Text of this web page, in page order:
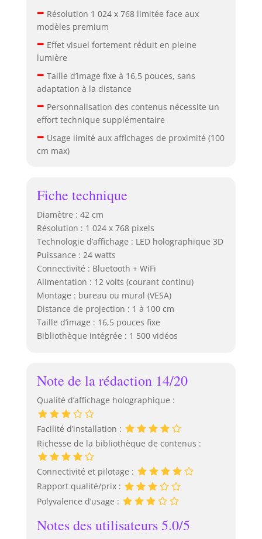
– Résolution 1 024 x 768 limitée face aux
modèles premium
– Effet visuel fortement réduit en pleine
lumière
– Taille d’image fixe à 16,5 pouces, sans
adaptation à la distance
– Personnalisation des contenus nécessite un
effort technique supplémentaire
– Usage limité aux affichages de proximité (100
cm max)
Fiche technique
Diamètre : 42 cm
Résolution : 1 024 x 768 pixels
Technologie d’affichage : LED holographique 3D
Puissance : 24 watts
Connectivité : Bluetooth + WiFi
Alimentation : 12 volts (courant continu)
Montage : bureau ou mural (VESA)
Distance de projection : 1 à 100 cm
Taille d’image : 16,5 pouces fixe
Bibliothèque intégrée : 1 500 vidéos
Note de la rédaction 14/20
Qualité d’affichage holographique :
Facilité d’installation :
Richesse de la bibliothèque de contenus :
Connectivité et pilotage :
Rapport qualité/prix :
Polyvalence d’usage :
Notes des utilisateurs 5.0/5